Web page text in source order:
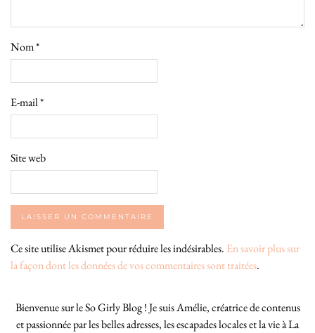
Nom*
E-mail*
Site web
Ce site utilise Akismet pour réduire les indésirables. En savoir plus sur
la façon dont les données de vos commentaires sont traitées.
Bienvenue sur le So Girly Blog ! Je suis Amélie, créatrice de contenus
et passionnée par les belles adresses, les escapades locales et la vie à La